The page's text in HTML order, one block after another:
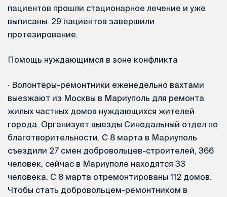
пациентов прошли стационарное лечение и уже
выписаны. 29 пациентов завершили
протезирование.
Помощь нуждающимся в зоне конфликта
· Волонтёры-ремонтники еженедельно вахтами
выезжают из Москвы в Мариуполь для ремонта
жилых частных домов нуждающихся жителей
города. Организует выезды Синодальный отдел по
благотворительности. С 8 марта в Мариуполь
съездили 27 смен добровольцев-строителей, 366
человек, сейчас в Мариуполе находятся 33
человека. С 8 марта отремонтированы 112 домов.
Чтобы стать добровольцем-ремонтником в